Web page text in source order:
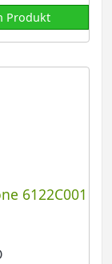
Produkt
6122C001